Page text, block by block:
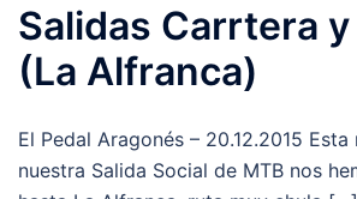
Salidas Carrtera
(La Alfranca)
El Pedal Aragonés – 20.12.2015 Esta
nuestra Salida Social de MTB nos